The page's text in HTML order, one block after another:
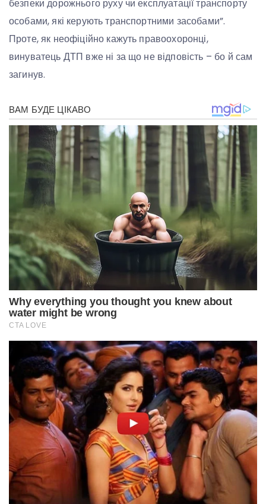
безпеки дорожнього руху чи експлуатації транспорту
особами, які керують транспортними засобами”.
Проте, як неофіційно кажуть правоохоронці,
винуватець ДТП вже ні за що не відповість – бо й сам
загинув.